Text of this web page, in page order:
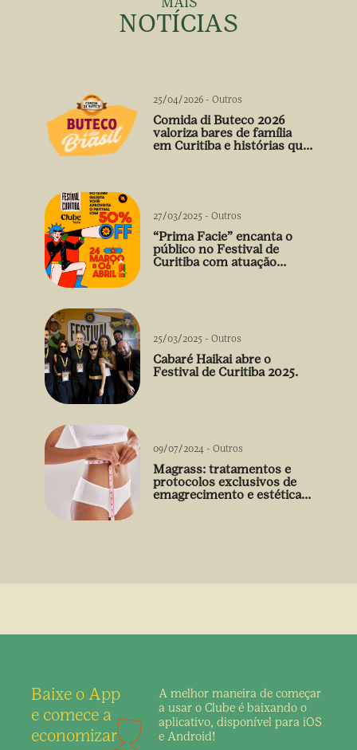
NOTÍCIAS
25/04/2026 - Outros
Comida di Buteco 2026
valoriza bares de família
em Curitiba e histórias que
27/03/2025 - Outros
“Prima Facie” encanta o
público no Festival de
Curitiba com atuação
25/03/2025 - Outros
Cabaré Haikai abre o
Festival de Curitiba 2025.
09/07/2024 - Outros
Magrass: tratamentos e
protocolos exclusivos de
emagrecimento e estética
Baixe o App
e comece a
economizar
A melhor maneira de começar
a usar o Clube é baixando o
aplicativo, disponível para iOS
e Android!